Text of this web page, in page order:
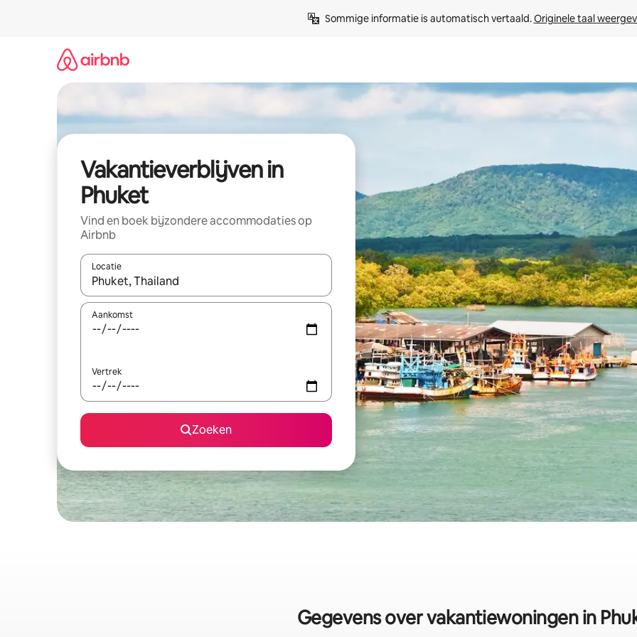
Sommige informatie is automatisch vertaald. Originele taal
Vakantieverblijven in
Phuket
Vind en boek bijzondere accommodaties op
Airbnb
Locatie
Wanneer er resultaten beschikbaar zijn, maak je een keuze met je de pijltjestoetsen omhoog en omlaag, óf door te
Aankomst
Vertrek
Zoeken
Gegevens over vakantiewoningen in